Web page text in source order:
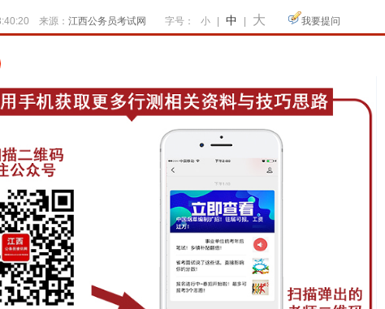
来源： 江西公务员考试网 字号： 小 中 大 我要提问